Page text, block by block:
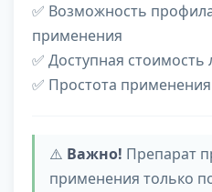
✅ Возможность
применения
✅ Доступная стоимость
✅ Простота применения
⚠️ Важно! Препарат
применения только